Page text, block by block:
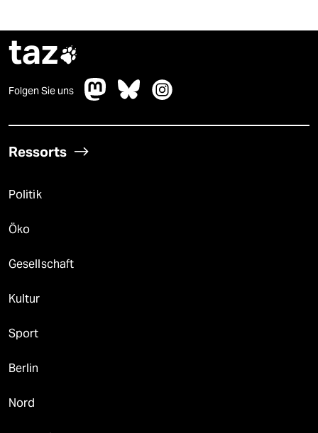
taz
Folgen Sie uns
Ressorts
Politik
Öko
Gesellschaft
Kultur
Sport
Berlin
Nord